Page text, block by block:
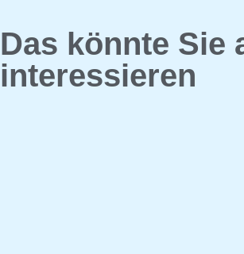
Das könnte Sie
interessieren